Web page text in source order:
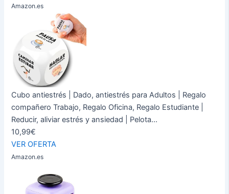
Amazon.es
Cubo antiestrés | Dado, antiestrés para Adultos | Regalo
compañero Trabajo, Regalo Oficina, Regalo Estudiante |
Reducir, aliviar estrés y ansiedad | Pelota...
10,99€
VER OFERTA
Amazon.es